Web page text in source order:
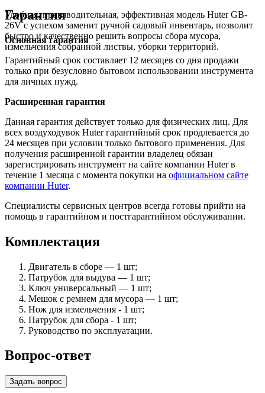
Удобная, производительная, эффективная модель Huter GB-
26V с успехом заменит ручной садовый инвентарь, позволит
быстро и качественно решить вопросы сбора мусора,
измельчения собранной листвы, уборки территорий.
Гарантия
Основная гарантия
Гарантийный срок составляет 12 месяцев со дня продажи
только при безусловно бытовом использовании инструмента
для личных нужд.
Расширенная гарантия
Данная гарантия действует только для физических лиц. Для
всех воздуходувок Huter гарантийный срок продлевается до
24 месяцев при условии только бытового применения. Для
получения расширенной гарантии владелец обязан
зарегистрировать инструмент на сайте компании Huter в
течение 1 месяца с момента покупки на официальном сайте
компании Huter.
Специалисты сервисных центров всегда готовы прийти на
помощь в гарантийном и постгарантийном обслуживании.
Комплектация
Двигатель в сборе — 1 шт;
Патрубок для выдува — 1 шт;
Ключ универсальный — 1 шт;
Мешок с ремнем для мусора — 1 шт;
Нож для измельчения - 1 шт;
Патрубок для сбора - 1 шт;
Руководство по эксплуатации.
Вопрос-ответ
Задать вопрос